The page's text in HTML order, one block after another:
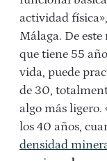
actividad
Málaga. De
que tiene 55
vida, puede
de 30,
algo más ligero.
los 40 años,
densidad